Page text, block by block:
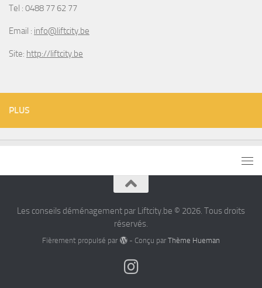
Tel : 0488 77 62 77
Email : info@liftcity.be
Site: http://liftcity.be
PLUS
Les conseils déménagement par Liftcity.be © 2026. Tous droits
réservés.
Fièrement propulsé par - Conçu par Thème Hueman